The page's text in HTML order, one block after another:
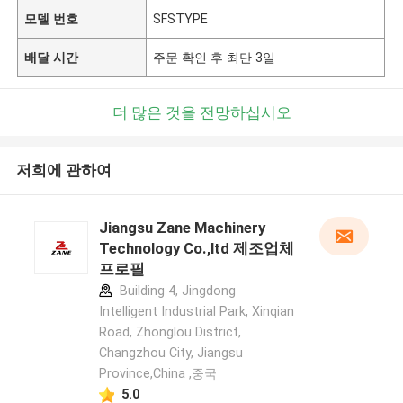
모델 번호 SFSTYPE
배달 시간 주문 확인 후 최단 3일
더 많은 것을 전망하십시오
저희에 관하여
Jiangsu Zane Machinery
Technology Co.,ltd 제조업체
프로필
Building 4, Jingdong
Intelligent Industrial Park, Xinqian
Road, Zhonglou District,
Changzhou City, Jiangsu
Province,China ,중국
5.0